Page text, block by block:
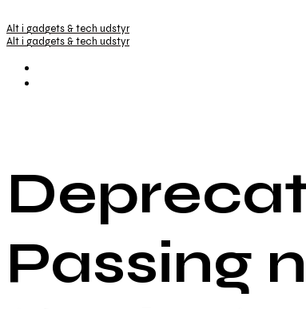
Alt i gadgets & tech udstyr
Alt i gadgets & tech udstyr
Passing